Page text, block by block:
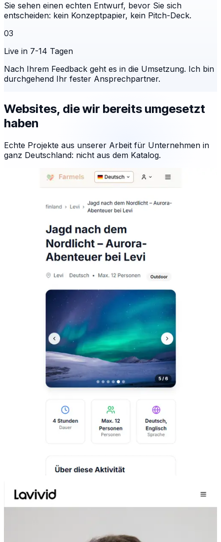
Sie sehen einen echten Entwurf, bevor Sie sich
entscheiden: kein Konzeptpapier, kein Pitch-Deck.
03
Live in 7-14 Tagen
Nach Ihrem Feedback geht es in die Umsetzung. Ich bin
durchgehend Ihr fester Ansprechpartner.
Websites, die wir bereits umgesetzt
haben
Echte Projekte aus unserer Arbeit für Unternehmen in
ganz Deutschland: nicht aus dem Katalog.